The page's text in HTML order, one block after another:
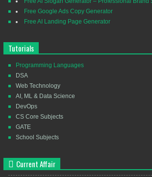
Free Google Ads Copy Generator
Free AI Landing Page Generator
Tutorials
Programming Languages
DSA
Web Technology
AI, ML & Data Science
DevOps
CS Core Subjects
GATE
School Subjects
Current Affair